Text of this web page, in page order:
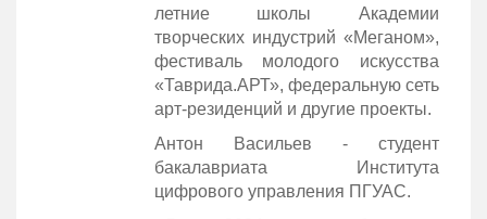
летние школы Академии
творческих индустрий «Меганом»,
фестиваль молодого искусства
«Таврида.АРТ», федеральную сеть
арт-резиденций и другие проекты.
Антон Васильев - студент
бакалавриата Института
цифрового управления ПГУАС.